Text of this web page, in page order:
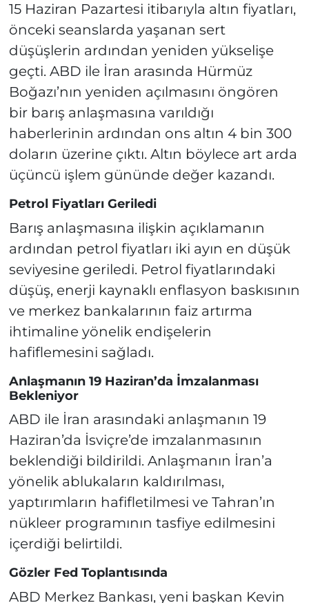
15 Haziran Pazartesi itibarıyla altın fiyatları,
önceki seanslarda yaşanan sert
düşüşlerin ardından yeniden yükselişe
geçti. ABD ile İran arasında Hürmüz
Boğazı’nın yeniden açılmasını öngören
bir barış anlaşmasına varıldığı
haberlerinin ardından ons altın 4 bin 300
doların üzerine çıktı. Altın böylece art arda
üçüncü işlem gününde değer kazandı.
Petrol Fiyatları Geriledi
Barış anlaşmasına ilişkin açıklamanın
ardından petrol fiyatları iki ayın en düşük
seviyesine geriledi. Petrol fiyatlarındaki
düşüş, enerji kaynaklı enflasyon baskısının
ve merkez bankalarının faiz artırma
ihtimaline yönelik endişelerin
hafiflemesini sağladı.
Anlaşmanın 19 Haziran’da İmzalanması
Bekleniyor
ABD ile İran arasındaki anlaşmanın 19
Haziran’da İsviçre’de imzalanmasının
beklendiği bildirildi. Anlaşmanın İran’a
yönelik ablukaların kaldırılması,
yaptırımların hafifletilmesi ve Tahran’ın
nükleer programının tasfiye edilmesini
içerdiği belirtildi.
Gözler Fed Toplantısında
ABD Merkez Bankası, yeni başkan Kevin